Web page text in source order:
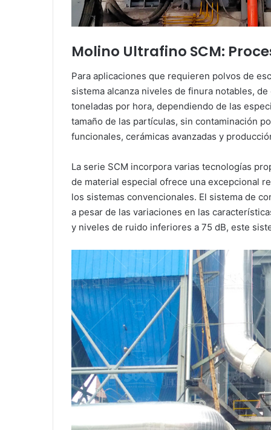
Molino Ultrafino SCM:
Para aplicaciones que requieren polvos de
sistema alcanza niveles de finura notables,
toneladas por hora, dependiendo de las
tamaño de las partículas, sin contaminación
funcionales, cerámicas avanzadas y
La serie SCM incorpora varias tecnologías
de material especial ofrece una excepcional
los sistemas convencionales. El sistema de
a pesar de las variaciones en las
y niveles de ruido inferiores a 75 dB, este